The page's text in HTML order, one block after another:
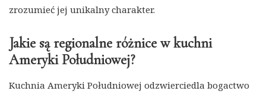
zrozumieć jej unikalny charakter.
Jakie są regionalne różnice w kuchni
Ameryki Południowej?
Kuchnia Ameryki Południowej odzwierciedla bogactwo